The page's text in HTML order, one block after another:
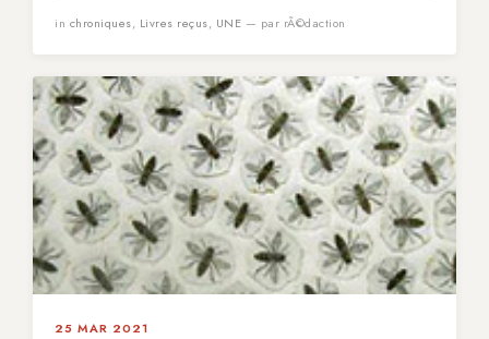
in chroniques, Livres reçus, UNE — par rÃ©daction
25 MAR 2021